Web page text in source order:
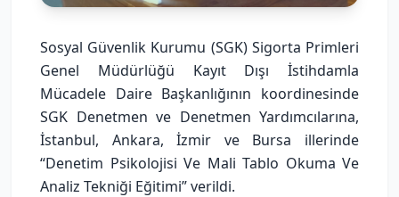
Sosyal Güvenlik Kurumu (SGK) Sigorta Primleri
Genel Müdürlüğü Kayıt Dışı İstihdamla
Mücadele Daire Başkanlığının koordinesinde
SGK Denetmen ve Denetmen Yardımcılarına,
İstanbul, Ankara, İzmir ve Bursa illerinde
“Denetim Psikolojisi Ve Mali Tablo Okuma Ve
Analiz Tekniği Eğitimi” verildi.